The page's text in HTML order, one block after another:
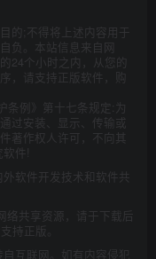
的;不得将上述内容用于
负。本站信息来自网
24个小时之内，从您的
，请支持正版软件，购
条例》第十七条规定:为
过安装、显示、传输或
著作权人许可，不向其
件!
软件开发技术和软件共
络共享资源，请于下载后
持正版。
互联网。如有内容侵犯